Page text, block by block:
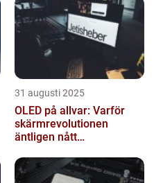
31 augusti 2025
OLED på allvar: Varför
skärmrevolutionen
äntligen nått